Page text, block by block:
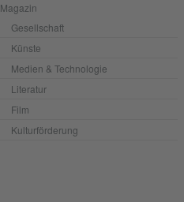
Magazin
Gesellschaft
Künste
Medien & Technologie
Literatur
Film
Kulturförderung